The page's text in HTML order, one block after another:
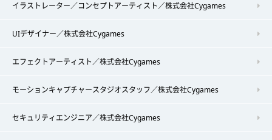
イラストレーター／コンセプトアーティスト／株式会社Cygames
UIデザイナー／株式会社Cygames
エフェクトアーティスト／株式会社Cygames
モーションキャプチャースタジオスタッフ／株式会社Cygames
セキュリティエンジニア／株式会社Cygames